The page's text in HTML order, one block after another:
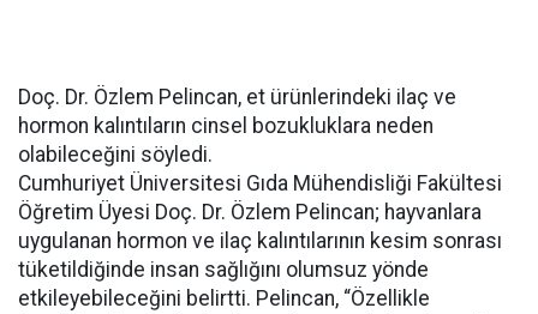
Doç. Dr. Özlem Pelincan, et ürünlerindeki ilaç ve
hormon kalıntıların cinsel bozukluklara neden
olabileceğini söyledi.
Cumhuriyet Üniversitesi Gıda Mühendisliği Fakültesi
Öğretim Üyesi Doç. Dr. Özlem Pelincan; hayvanlara
uygulanan hormon ve ilaç kalıntılarının kesim sonrası
tüketildiğinde insan sağlığını olumsuz yönde
etkileyebileceğini belirtti. Pelincan, “Özellikle